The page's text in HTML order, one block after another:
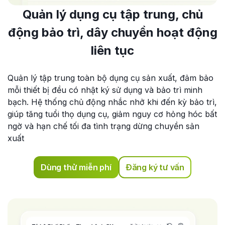
Quản lý dụng cụ tập trung, chủ
động bảo trì, dây chuyền hoạt động
liên tục
Quản lý tập trung toàn bộ dụng cụ sản xuất, đảm bảo
mỗi thiết bị đều có nhật ký sử dụng và bảo trì minh
bạch. Hệ thống chủ động nhắc nhở khi đến kỳ bảo trì,
giúp tăng tuổi thọ dụng cụ, giảm nguy cơ hỏng hóc bất
ngờ và hạn chế tối đa tình trạng dừng chuyền sản
xuất
Dùng thử miễn phí Đăng ký tư vấn